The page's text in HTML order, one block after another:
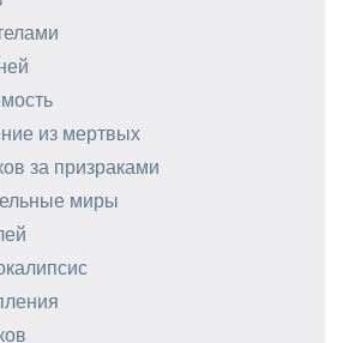
из мертвых
за призраками
миры